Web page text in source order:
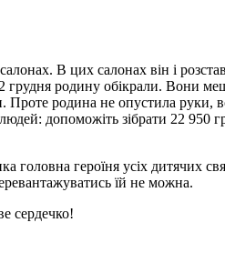
В цих салонах він і
родину обікрали. Вони
Проте родина не опустила
допоможіть зібрати 22
героїня усіх дитячих
їй не можна.
сердечко!